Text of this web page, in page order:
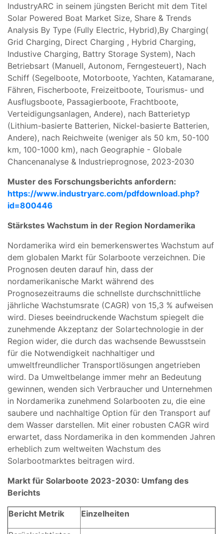
IndustryARC in seinem jüngsten Bericht mit dem Titel
Solar Powered Boat Market Size, Share & Trends
Analysis By Type (Fully Electric, Hybrid),By Charging(
Grid Charging, Direct Charging , Hybrid Charging,
Industive Charging, Battry Storage System), Nach
Betriebsart (Manuell, Autonom, Ferngesteuert), Nach
Schiff (Segelboote, Motorboote, Yachten, Katamarane,
Fähren, Fischerboote, Freizeitboote, Tourismus- und
Ausflugsboote, Passagierboote, Frachtboote,
Verteidigungsanlagen, Andere), nach Batterietyp
(Lithium-basierte Batterien, Nickel-basierte Batterien,
Andere), nach Reichweite (weniger als 50 km, 50-100
km, 100-1000 km), nach Geographie - Globale
Chancenanalyse & Industrieprognose, 2023-2030
Muster des Forschungsberichts anfordern:
https://www.industryarc.com/pdfdownload.php?
id=800446
Stärkstes Wachstum in der Region Nordamerika
Nordamerika wird ein bemerkenswertes Wachstum auf
dem globalen Markt für Solarboote verzeichnen. Die
Prognosen deuten darauf hin, dass der
nordamerikanische Markt während des
Prognosezeitraums die schnellste durchschnittliche
jährliche Wachstumsrate (CAGR) von 15,3 % aufweisen
wird. Dieses beeindruckende Wachstum spiegelt die
zunehmende Akzeptanz der Solartechnologie in der
Region wider, die durch das wachsende Bewusstsein
für die Notwendigkeit nachhaltiger und
umweltfreundlicher Transportlösungen angetrieben
wird. Da Umweltbelange immer mehr an Bedeutung
gewinnen, wenden sich Verbraucher und Unternehmen
in Nordamerika zunehmend Solarbooten zu, die eine
saubere und nachhaltige Option für den Transport auf
dem Wasser darstellen. Mit einer robusten CAGR wird
erwartet, dass Nordamerika in den kommenden Jahren
erheblich zum weltweiten Wachstum des
Solarbootmarktes beitragen wird.
Markt für Solarboote 2023-2030: Umfang des
Berichts
Bericht Metrik Einzelheiten